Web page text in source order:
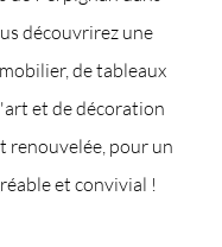
découvrirez une
de tableaux
et de décoration
renouvelée, pour un
et convivial !